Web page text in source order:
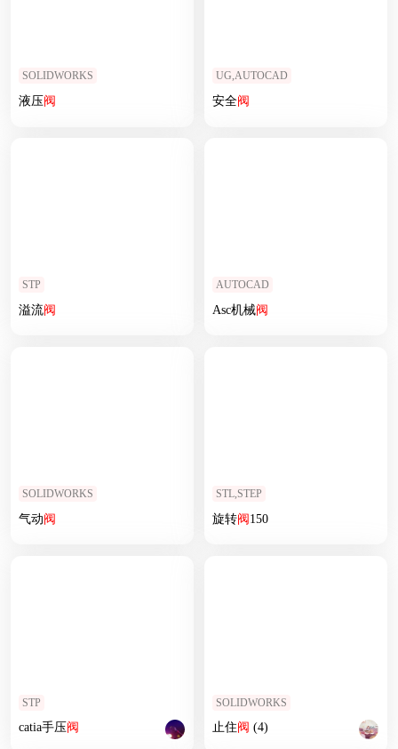
SOLIDWORKS
液压阀
UG,AUTOCAD
安全阀
STP
溢流阀
AUTOCAD
Asc机械阀
SOLIDWORKS
气动阀
STL,STEP
旋转阀150
STP
catia手压阀
SOLIDWORKS
止住阀 (4)